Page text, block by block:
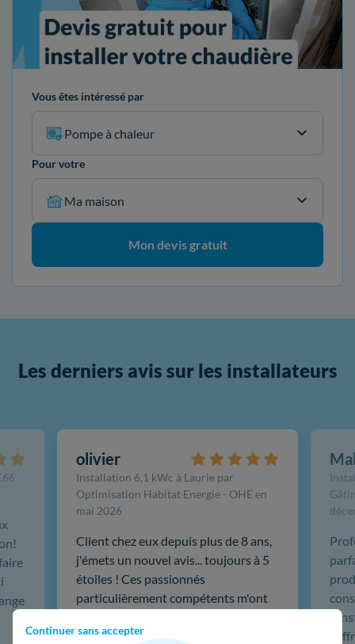
Continuer sans accepter
Vous êtes intéressé par
Pompe à chaleur
Pour votre
Ma maison
Mon devis gratuit
Les derniers avis sur les installateurs
olivier
Installation 6,1 kWc à Laurie par
Optimisation Habitat Energie - OHE en
mai 2026
Client chez eux depuis plus de 8 ans,
j'émets un nouvel avis... toujours à 5
étoiles ! Ces passionnés
particulièrement compétents m'ont
solaires, puis une sauvegarde